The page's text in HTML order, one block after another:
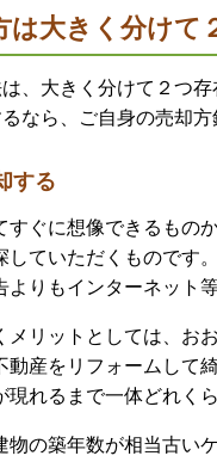
は大きく分けて
、大きく分けて２つ
なら、ご自身の売却方
する
すぐに想像できるもの
していただくものです
りもインターネット
メリットとしては、お
動産をリフォームして
れるまで一体どれく
物の築年数が相当古い